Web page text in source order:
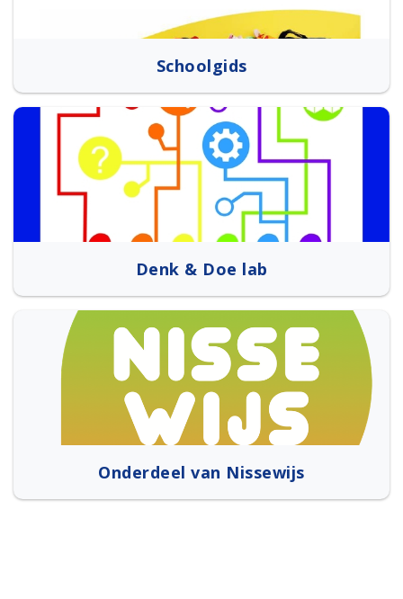
Schoolgids
Denk & Doe lab
Onderdeel van Nissewijs